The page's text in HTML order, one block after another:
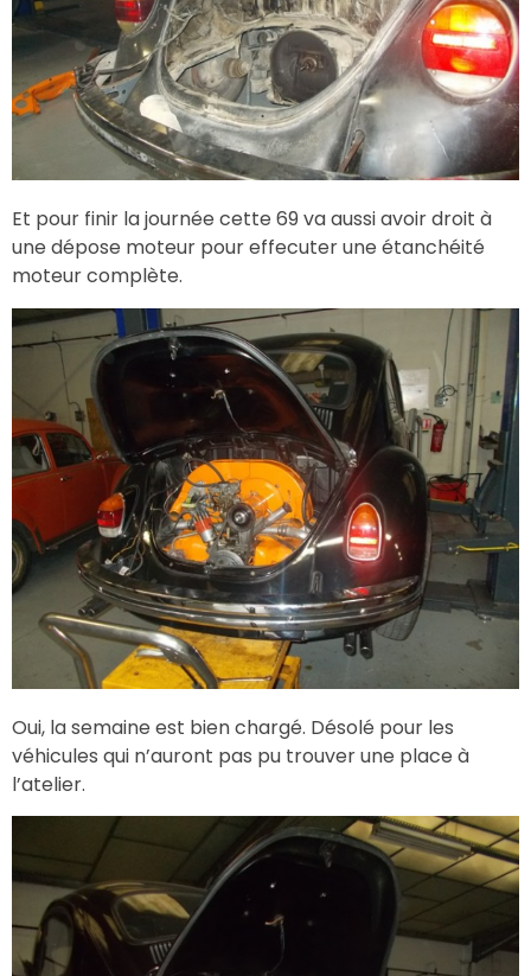
Et pour finir la journée cette 69 va aussi avoir droit à
une dépose moteur pour effecuter une étanchéité
moteur complète.
Oui, la semaine est bien chargé. Désolé pour les
véhicules qui n’auront pas pu trouver une place à
l’atelier.